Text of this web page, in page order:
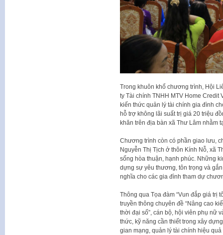
Trong khuôn khổ chương trình, Hội
ty Tài chính TNHH MTV Home Credit
kiến thức quản lý tài chính gia đình
hỗ trợ không lãi suất trị giá 20 triệu
khăn trên địa bàn xã Thư Lâm nhằm
Chương trình còn có phần giao lưu,
Nguyễn Thị Tịch ở thôn Kính Nỗ, xã
sống hòa thuận, hạnh phúc. Những
dựng sự yêu thương, tôn trọng và
nghĩa cho các gia đình tham dự
Thông qua Tọa đàm “Vun đắp giá trị
truyền thông chuyên đề “Nâng cao
thời đại số”, cán bộ, hội viên phụ nữ
thức, kỹ năng cần thiết trong xây
gian mạng, quản lý tài chính hiệu